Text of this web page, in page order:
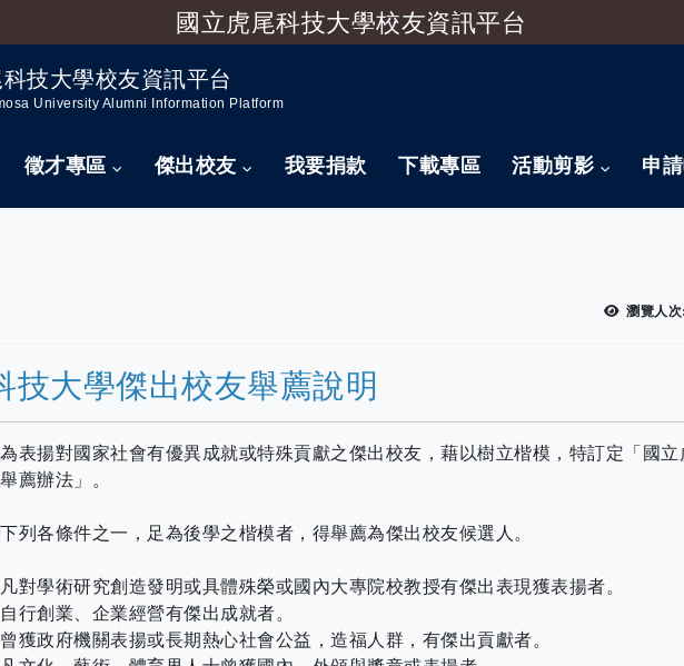
國立虎尾科技大學校友資訊平台
技大學校友資訊平台
University Alumni Information Platform
徵才專區 傑出校友 我要捐款 下載專區 活動剪影 申
瀏覽人
技大學傑出校友舉薦說明
表揚對國家社會有優異成就或特殊貢獻之傑出校友，藉以樹立楷模，特訂定「國立
薦辦法」。
列各條件之一，足為後學之楷模者，得舉薦為傑出校友候選人。
對學術研究創造發明或具體殊榮或國內大專院校教授有傑出表現獲表揚者。
行創業、企業經營有傑出成就者。
獲政府機關表揚或長期熱心社會公益，造福人群，有傑出貢獻者。